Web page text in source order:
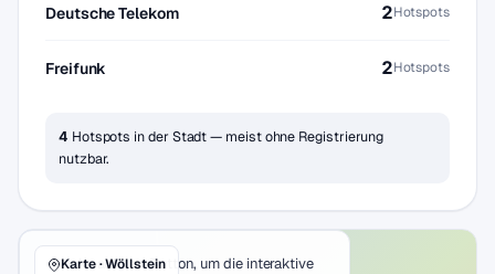
Deutsche Telekom 2Hotspots
Freifunk 2Hotspots
4 Hotspots in der Stadt — meist ohne Registrierung
nutzbar.
Klicke auf den Button, um die interaktive
Karte · Wöllstein